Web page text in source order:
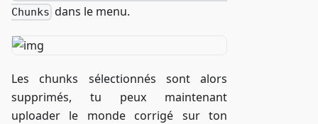
Chunks dans le menu.
Les chunks sélectionnés sont alors
supprimés, tu peux maintenant
uploader le monde corrigé sur ton